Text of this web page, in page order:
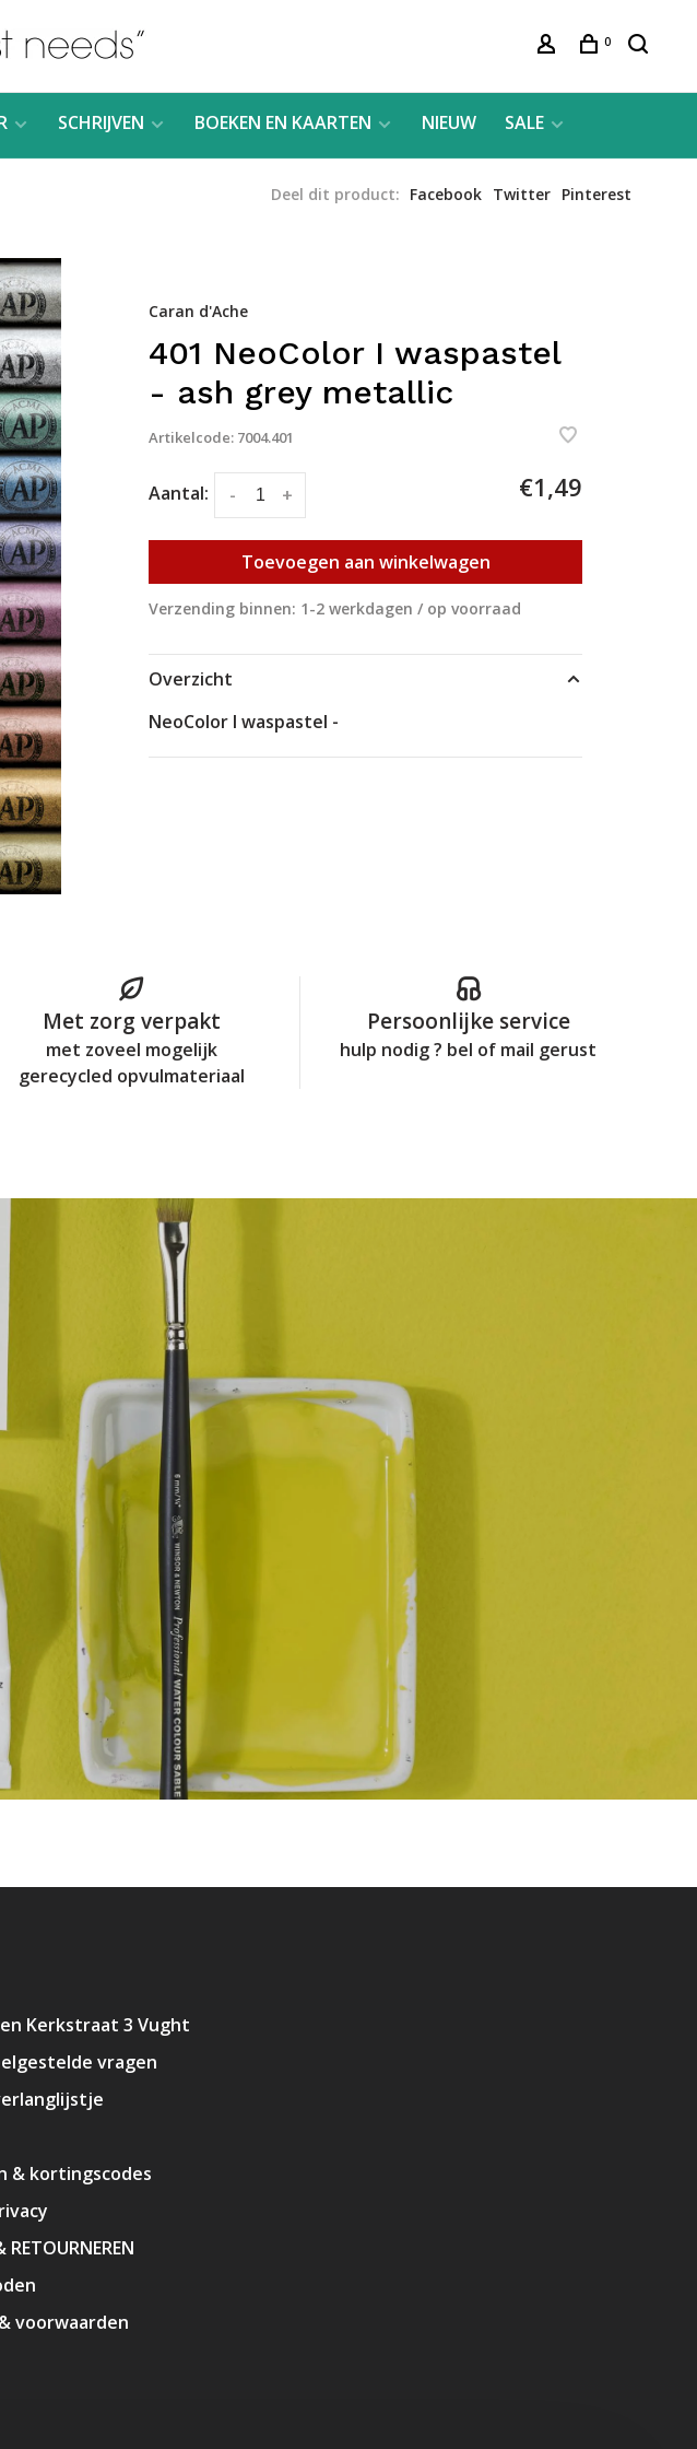
0
SCHRIJVEN BOEKEN EN KAARTEN NIEUW SALE
Deel dit product: Facebook Twitter Pinterest
Caran d'Ache
401 NeoColor I waspastel
- ash grey metallic
Artikelcode: 7004.401
Aantal: +
- €1,49
Toevoegen aan winkelwagen
Verzending binnen: 1-2 werkdagen / op voorraad
Overzicht
NeoColor I waspastel -
Met zorg verpakt
met zoveel mogelijk
gerecycled opvulmateriaal
Persoonlijke service
hulp nodig ? bel of mail gerust
Kerkstraat 3 Vught
vragen
& kortingscodes
RETOURNEREN
voorwaarden